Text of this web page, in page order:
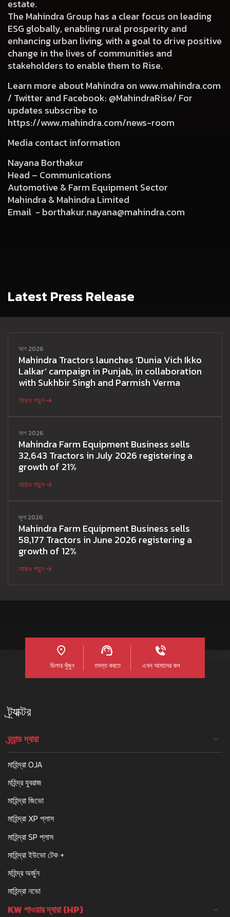
estate.
The Mahindra Group has a clear focus on leading
ESG globally, enabling rural prosperity and
enhancing urban living, with a goal to drive positive
change in the lives of communities and
stakeholders to enable them to Rise.
Learn more about Mahindra on www.mahindra.com
/ Twitter and Facebook: @MahindraRise/ For
updates subscribe to
https://www.mahindra.com/news-room
Media contact information
Nayana Borthakur
Head – Communications
Automotive & Farm Equipment Sector
Mahindra & Mahindra Limited
Email - borthakur.nayana@mahindra.com
Latest Press Release
আগ 2026
Mahindra Tractors launches ‘Dunia Vich Ikko
Lalkar’ campaign in Punjab, in collaboration
with Sukhbir Singh and Parmish Verma
আরও পড়ুন
আগ 2026
Mahindra Farm Equipment Business sells
32,643 Tractors in July 2026 registering a
growth of 21%
আরও পড়ুন
জুলা 2026
Mahindra Farm Equipment Business sells
58,177 Tractors in June 2026 registering a
growth of 12%
আরও পড়ুন
ডিলার খুঁজুন তদন্ত করতে এখন আমাদের কল
ট্র্যাক্টর
ব্র্যান্ড দ্বারা
মাহিন্দ্রা OJA
মহিন্দ্র যুবরাজ
মাহিন্দ্রা জিভো
মাহিন্দ্রা XP প্লাস
মাহিন্দ্রা SP প্লাস
মাহিন্দ্রা ইউভো টেক +
মহিন্দ্র অর্জুন
মাহিন্দ্রা নভো
KW পাওয়ার দ্বারা (HP)